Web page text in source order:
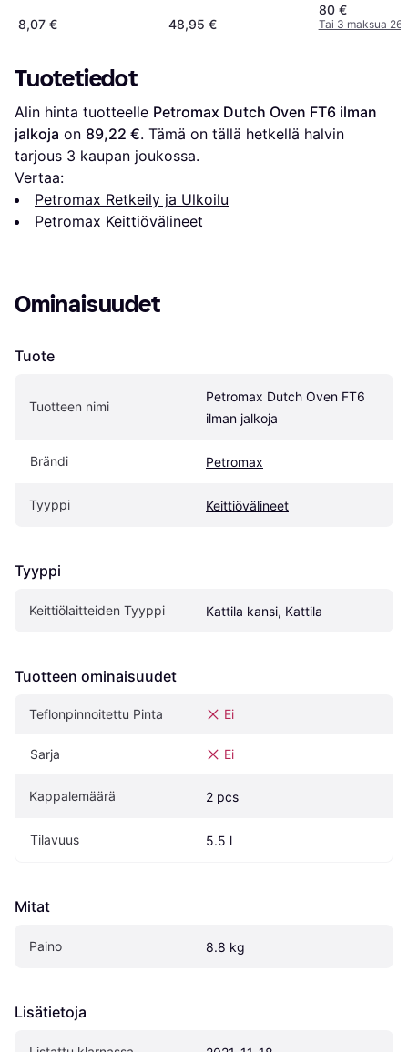
8,07 € 48,95 €
80 €
Tai 3 maksua
Tuotetiedot
Alin hinta tuotteelle Petromax Dutch Oven FT6 ilman
jalkoja on 89,22 €. Tämä on tällä hetkellä halvin
tarjous 3 kaupan joukossa.
Vertaa:
Petromax Retkeily ja Ulkoilu
Petromax Keittiövälineet
Ominaisuudet
Tuote
Tuotteen nimi
Petromax Dutch Oven FT6
ilman jalkoja
Brändi Petromax
Tyyppi Keittiövälineet
Tyyppi
Keittiölaitteiden Tyyppi Kattila kansi, Kattila
Tuotteen ominaisuudet
Teflonpinnoitettu Pinta Ei
Sarja Ei
Kappalemäärä 2 pcs
Tilavuus 5.5 l
Mitat
Paino 8.8 kg
Lisätietoja